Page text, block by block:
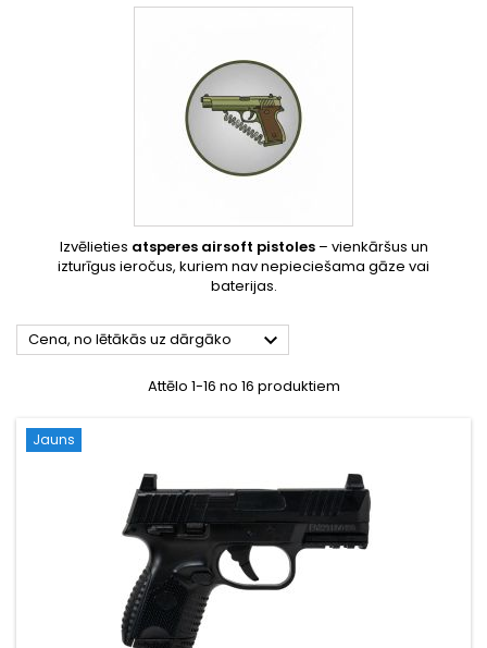
Izvēlieties atsperes airsoft pistoles– vienkāršus un
izturīgus ieročus, kuriem nav nepieciešama gāze vai
baterijas.
Cena, no lētākās uz dārgāko 
Attēlo 1-16 no 16 produktiem
Jauns